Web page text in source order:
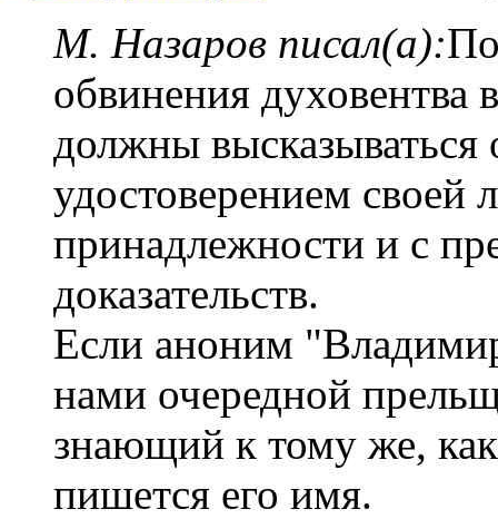
М. Назаров писал(а):
обвинения духовентва
должны высказываться
удостоверением своей
принадлежности и с
доказательств.
Если аноним
нами очередной
знающий к тому же,
пишется его имя.